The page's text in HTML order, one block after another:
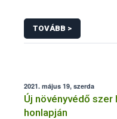
TOVÁBB >
2021. május 19, szerda
Új növényvédő szer
honlapján